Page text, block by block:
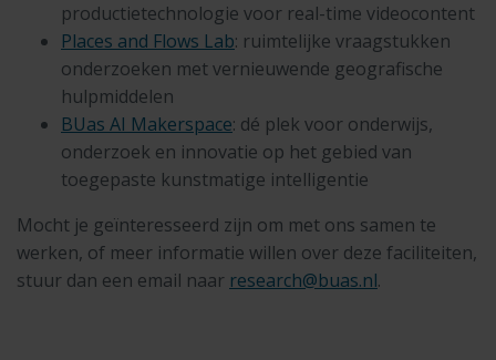
productietechnologie voor real-time videocontent
Places and Flows Lab: ruimtelijke vraagstukken
onderzoeken met vernieuwende geografische
hulpmiddelen
BUas AI Makerspace: dé plek voor onderwijs,
onderzoek en innovatie op het gebied van
toegepaste kunstmatige intelligentie
Mocht je geïnteresseerd zijn om met ons samen te
werken, of meer informatie willen over deze faciliteiten,
stuur dan een email naar research@buas.nl.